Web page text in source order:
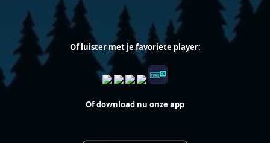
Of luister met je favoriete player:
Of download nu onze app